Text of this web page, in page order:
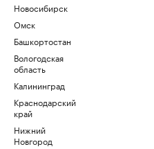
Новосибирск
Омск
Башкортостан
Вологодская
область
Калининград
Краснодарский
край
Нижний
Новгород